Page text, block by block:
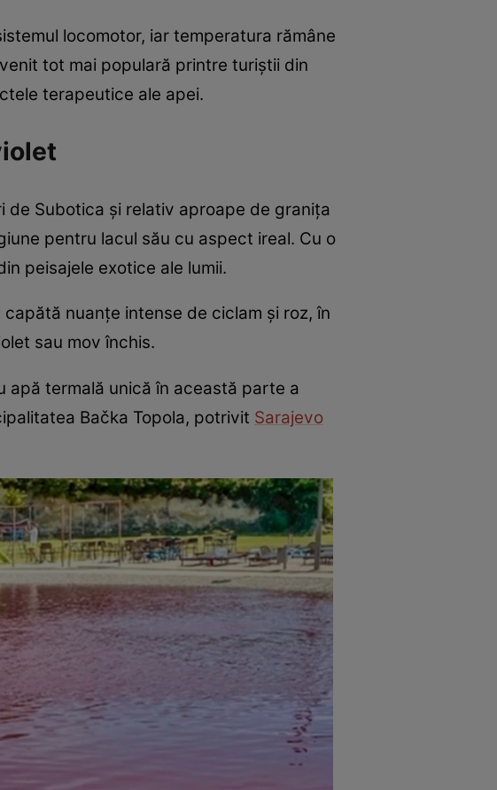
locomotor, iar temperatura rămâne
tot mai populară printre turiștii din
terapeutice ale apei.
de Subotica și relativ aproape de granița
pentru lacul său cu aspect ireal. Cu o
peisajele exotice ale lumii.
nuanțe intense de ciclam și roz, în
sau mov închis.
termală unică în această parte a
Bačka Topola, potrivit Sarajevo